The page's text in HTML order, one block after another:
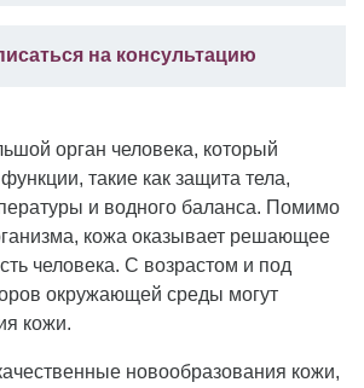
на консультацию
орган человека, который
такие как защита тела,
и водного баланса. Помимо
кожа оказывает решающее
человека. С возрастом и под
окружающей среды могут
кожи.
новообразования кожи,